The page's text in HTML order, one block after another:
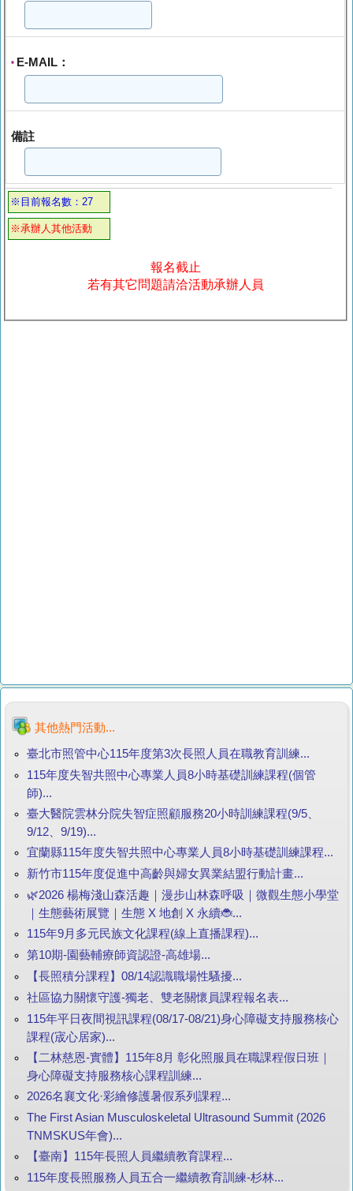
* E-MAIL：
備註
※目前報名數：27
※承辦人其他活動
報名截止
若有其它問題請洽活動承辦人員
其他熱門活動...
臺北市照管中心115年度第3次長照人員在職教育訓練...
115年度失智共照中心專業人員8小時基礎訓練課程(個管
師)...
臺大醫院雲林分院失智症照顧服務20小時訓練課程(9/5、
9/12、9/19)...
宜蘭縣115年度失智共照中心專業人員8小時基礎訓練課程...
新竹市115年度促進中高齡與婦女異業結盟行動計畫...
🌿2026 楊梅淺山森活趣｜漫步山林森呼吸｜微觀生態小學堂
｜生態藝術展覽｜生態 X 地創 X 永續🐞...
115年9月多元民族文化課程(線上直播課程)...
第10期-園藝輔療師資認證-高雄場...
【長照積分課程】08/14認識職場性騷擾...
社區協力關懷守護-獨老、雙老關懷員課程報名表...
115年平日夜間視訊課程(08/17-08/21)身心障礙支持服務核心
課程(宬心居家)...
【二林慈恩-實體】115年8月 彰化照服員在職課程假日班｜
身心障礙支持服務核心課程訓練...
2026名襄文化·彩繪修護暑假系列課程...
The First Asian Musculoskeletal Ultrasound Summit (2026
TNMSKUS年會)...
【臺南】115年長照人員繼續教育課程...
115年度長照服務人員五合一繼續教育訓練-杉林...